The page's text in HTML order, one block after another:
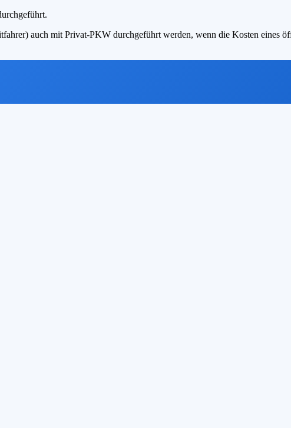
auch mit Privat-PKW durchgeführt werden, wenn die Kosten eines